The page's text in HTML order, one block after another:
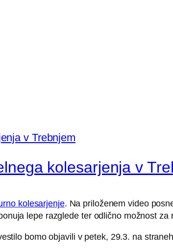
kolesarjenja v
kolesarjenje. Na priloženem video
lepe razglede ter odlično možnost za
bomo objavili v petek, 29.3. na